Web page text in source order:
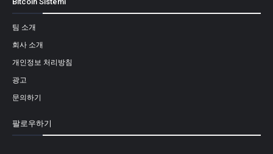
팀 소개
회사 소개
개인정보 처리방침
광고
문의하기
팔로우하기